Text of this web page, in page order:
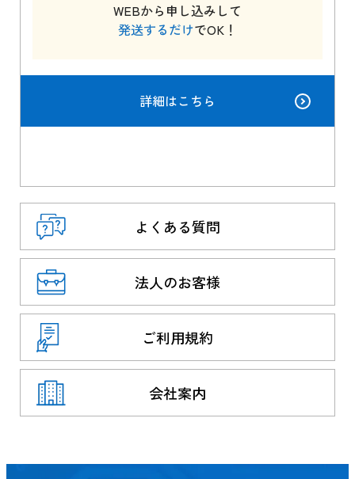
WEBから申し込みして
発送するだけでOK！
詳細はこちら
よくある質問
法人のお客様
ご利用規約
会社案内